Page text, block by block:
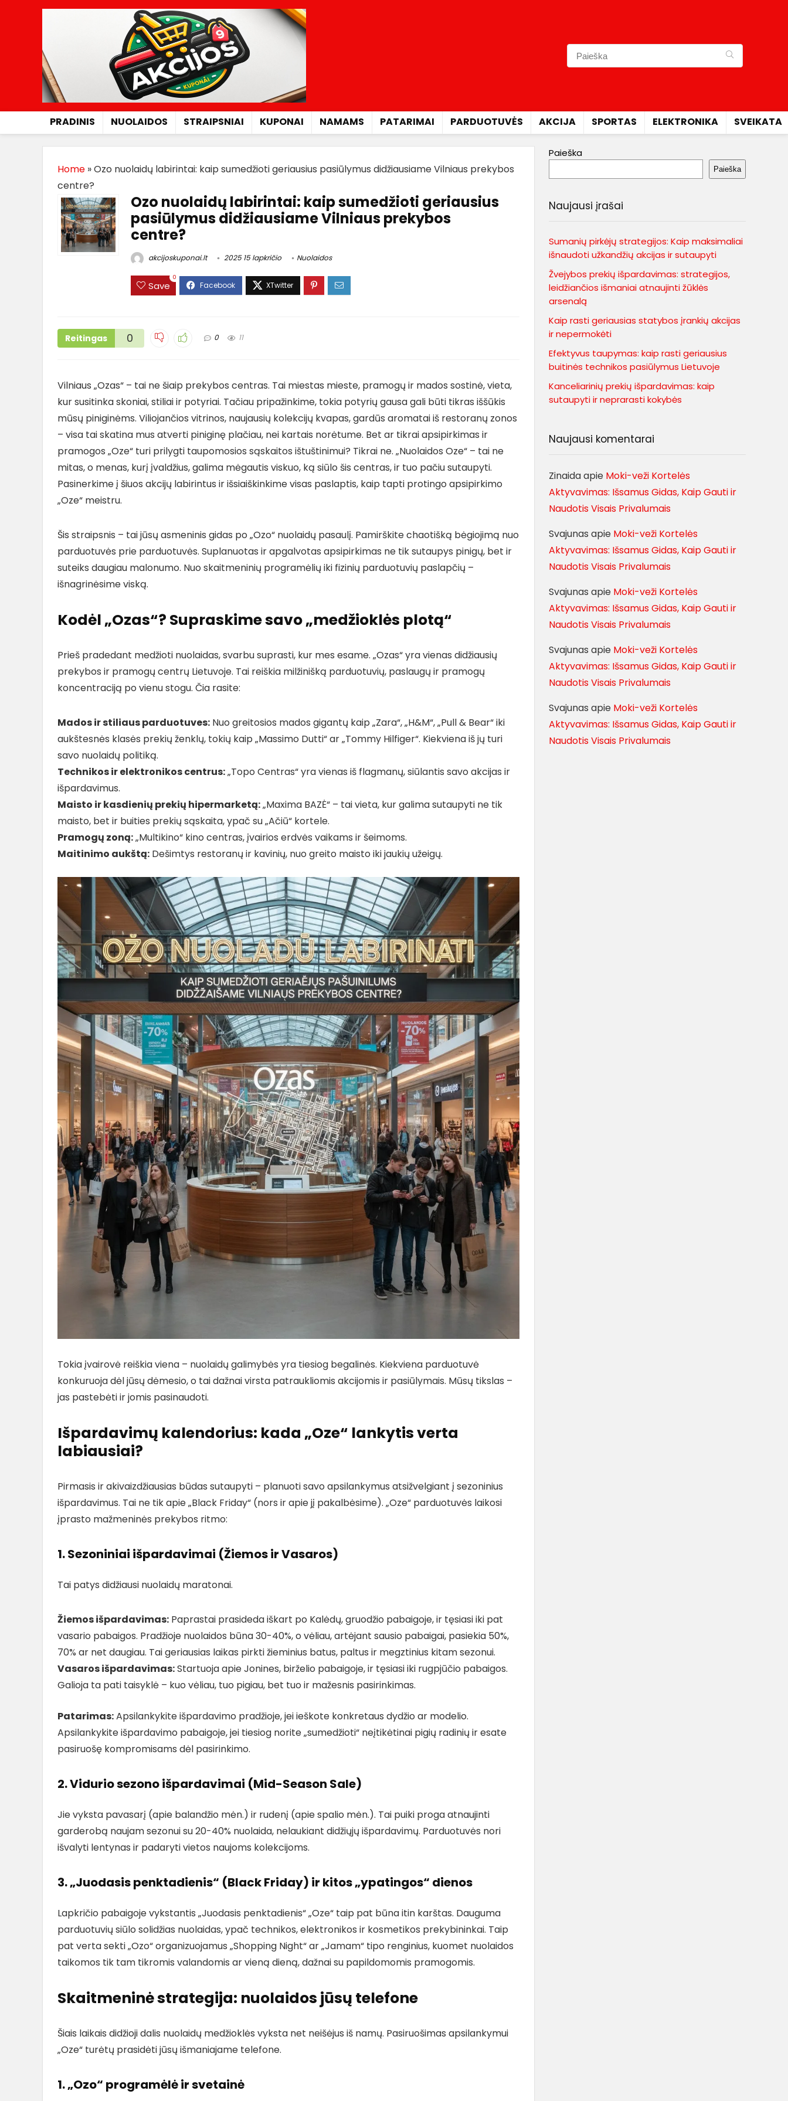
PRADINIS NUOLAIDOS STRAIPSNIAI KUPONAI NAMAMS PATARIMAI PARDUOTUVĖS AKCIJA SPORTAS ELEKTRONIKA SVEIKATA
Home »Ozo nuolaidų labirintai: kaip sumedžioti geriausius pasiūlymus didžiausiame Vilniaus prekybos
centre?
Ozo nuolaidų labirintai: kaip sumedžioti geriausius
pasiūlymus didžiausiame Vilniaus prekybos
centre?
akcijoskuponai.lt 2025 15 lapkričio Nuolaidos
Save
0
Reitingas 0 0 11
Vilniaus „Ozas“ – tai ne šiaip prekybos centras. Tai miestas mieste, pramogų ir mados sostinė, vieta,
kur susitinka skoniai, stiliai ir potyriai. Tačiau pripažinkime, tokia potyrių gausa gali būti tikras iššūkis
mūsų piniginėms. Viliojančios vitrinos, naujausių kolekcijų kvapas, gardūs aromatai iš restoranų zonos
– visa tai skatina mus atverti piniginę plačiau, nei kartais norėtume. Bet ar tikrai apsipirkimas ir
pramogos „Oze“ turi prilygti taupomosios sąskaitos ištuštinimui? Tikrai ne. „Nuolaidos Oze“ – tai ne
mitas, o menas, kurį įvaldžius, galima mėgautis viskuo, ką siūlo šis centras, ir tuo pačiu sutaupyti.
Pasinerkime į šiuos akcijų labirintus ir išsiaiškinkime visas paslaptis, kaip tapti protingo apsipirkimo
„Oze“ meistru.
Šis straipsnis – tai jūsų asmeninis gidas po „Ozo“ nuolaidų pasaulį. Pamirškite chaotišką bėgiojimą nuo
parduotuvės prie parduotuvės. Suplanuotas ir apgalvotas apsipirkimas ne tik sutaupys pinigų, bet ir
suteiks daugiau malonumo. Nuo skaitmeninių programėlių iki fizinių parduotuvių paslapčių –
išnagrinėsime viską.
Kodėl „Ozas“? Supraskime savo „medžioklės plotą“
Prieš pradedant medžioti nuolaidas, svarbu suprasti, kur mes esame. „Ozas“ yra vienas didžiausių
prekybos ir pramogų centrų Lietuvoje. Tai reiškia milžinišką parduotuvių, paslaugų ir pramogų
koncentraciją po vienu stogu. Čia rasite:
Mados ir stiliaus parduotuves: Nuo greitosios mados gigantų kaip „Zara“, „H&M“, „Pull & Bear“ iki
aukštesnės klasės prekių ženklų, tokių kaip „Massimo Dutti“ ar „Tommy Hilfiger“. Kiekviena iš jų turi
savo nuolaidų politiką.
Technikos ir elektronikos centrus:„Topo Centras“ yra vienas iš flagmanų, siūlantis savo akcijas ir
išpardavimus.
Maisto ir kasdienių prekių hipermarketą:„Maxima BAZĖ“ – tai vieta, kur galima sutaupyti ne tik
maisto, bet ir buities prekių sąskaita, ypač su „Ačiū“ kortele.
Pramogų zoną:„Multikino“ kino centras, įvairios erdvės vaikams ir šeimoms.
Maitinimo aukštą: Dešimtys restoranų ir kavinių, nuo greito maisto iki jaukių užeigų.
Tokia įvairovė reiškia viena – nuolaidų galimybės yra tiesiog begalinės. Kiekviena parduotuvė
konkuruoja dėl jūsų dėmesio, o tai dažnai virsta patraukliomis akcijomis ir pasiūlymais. Mūsų tikslas –
jas pastebėti ir jomis pasinaudoti.
Išpardavimų kalendorius: kada „Oze“ lankytis verta
labiausiai?
Pirmasis ir akivaizdžiausias būdas sutaupyti – planuoti savo apsilankymus atsižvelgiant į sezoninius
išpardavimus. Tai ne tik apie „Black Friday“ (nors ir apie jį pakalbėsime). „Oze“ parduotuvės laikosi
įprasto mažmeninės prekybos ritmo:
1. Sezoniniai išpardavimai (Žiemos ir Vasaros)
Tai patys didžiausi nuolaidų maratonai.
Žiemos išpardavimas: Paprastai prasideda iškart po Kalėdų, gruodžio pabaigoje, ir tęsiasi iki pat
vasario pabaigos. Pradžioje nuolaidos būna 30-40%, o vėliau, artėjant sausio pabaigai, pasiekia 50%,
70% ar net daugiau. Tai geriausias laikas pirkti žieminius batus, paltus ir megztinius kitam sezonui.
Vasaros išpardavimas:Startuoja apie Jonines, birželio pabaigoje, ir tęsiasi iki rugpjūčio pabaigos.
Galioja ta pati taisyklė – kuo vėliau, tuo pigiau, bet tuo ir mažesnis pasirinkimas.
Patarimas:Apsilankykite išpardavimo pradžioje, jei ieškote konkretaus dydžio ar modelio.
Apsilankykite išpardavimo pabaigoje, jei tiesiog norite „sumedžioti“ neįtikėtinai pigių radinių ir esate
pasiruošę kompromisams dėl pasirinkimo.
2. Vidurio sezono išpardavimai (Mid-Season Sale)
Jie vyksta pavasarį (apie balandžio mėn.) ir rudenį (apie spalio mėn.). Tai puiki proga atnaujinti
garderobą naujam sezonui su 20-40% nuolaida, nelaukiant didžiųjų išpardavimų. Parduotuvės nori
išvalyti lentynas ir padaryti vietos naujoms kolekcijoms.
3. „Juodasis penktadienis“ (Black Friday) ir kitos „ypatingos“ dienos
Lapkričio pabaigoje vykstantis „Juodasis penktadienis“ „Oze“ taip pat būna itin karštas. Dauguma
parduotuvių siūlo solidžias nuolaidas, ypač technikos, elektronikos ir kosmetikos prekybininkai. Taip
pat verta sekti „Ozo“ organizuojamus „Shopping Night“ ar „Jamam“ tipo renginius, kuomet nuolaidos
taikomos tik tam tikromis valandomis ar vieną dieną, dažnai su papildomomis pramogomis.
Skaitmeninė strategija: nuolaidos jūsų telefone
Šiais laikais didžioji dalis nuolaidų medžioklės vyksta net neišėjus iš namų. Pasiruošimas apsilankymui
„Oze“ turėtų prasidėti jūsų išmaniajame telefone.
1. „Ozo“ programėlė ir svetainė
Paieška
Paieška
Naujausi įrašai
Sumanių pirkėjų strategijos: Kaip maksimaliai
išnaudoti užkandžių akcijas ir sutaupyti
Žvejybos prekių išpardavimas: strategijos,
leidžiančios išmaniai atnaujinti žūklės
arsenalą
Kaip rasti geriausias statybos įrankių akcijas
ir nepermokėti
Efektyvus taupymas: kaip rasti geriausius
buitinės technikos pasiūlymus Lietuvoje
Kanceliarinių prekių išpardavimas: kaip
sutaupyti ir neprarasti kokybės
Naujausi komentarai
Zinaidaapie Moki-veži Kortelės
Aktyvavimas: Išsamus Gidas, Kaip Gauti ir
Naudotis Visais Privalumais
Svajunas apie Moki-veži Kortelės
Aktyvavimas: Išsamus Gidas, Kaip Gauti ir
Naudotis Visais Privalumais
Svajunas apie Moki-veži Kortelės
Aktyvavimas: Išsamus Gidas, Kaip Gauti ir
Naudotis Visais Privalumais
Svajunas apie Moki-veži Kortelės
Aktyvavimas: Išsamus Gidas, Kaip Gauti ir
Naudotis Visais Privalumais
Svajunas apie Moki-veži Kortelės
Aktyvavimas: Išsamus Gidas, Kaip Gauti ir
Naudotis Visais Privalumais